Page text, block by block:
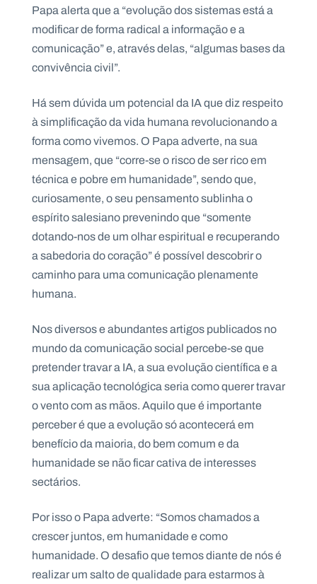
Papa alerta que a “evolução dos sistemas está a
modificar de forma radical a informação e a
comunicação” e, através delas, “algumas bases da
convivência civil”.
Há sem dúvida um potencial da IA que diz respeito
à simplificação da vida humana revolucionando a
forma como vivemos. O Papa adverte, na sua
mensagem, que “corre-se o risco de ser rico em
técnica e pobre em humanidade”, sendo que,
curiosamente, o seu pensamento sublinha o
espírito salesiano prevenindo que “somente
dotando-nos de um olhar espiritual e recuperando
a sabedoria do coração” é possível descobrir o
caminho para uma comunicação plenamente
humana.
Nos diversos e abundantes artigos publicados no
mundo da comunicação social percebe-se que
pretender travar a IA, a sua evolução científica e a
sua aplicação tecnológica seria como querer travar
o vento com as mãos. Aquilo que é importante
perceber é que a evolução só acontecerá em
benefício da maioria, do bem comum e da
humanidade se não ficar cativa de interesses
sectários.
Por isso o Papa adverte: “Somos chamados a
crescer juntos, em humanidade e como
humanidade. O desafio que temos diante de nós é
realizar um salto de qualidade para estarmos à
A
e
n
d
C
n
t
a
o
s
N
w
s
l
e
tt
e
r